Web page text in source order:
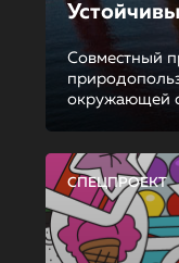
Совместный
окружающей
СПЕЦПРОЕКТ